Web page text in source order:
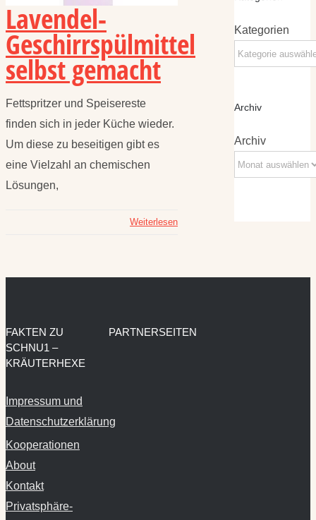
Lavendel-
Geschirrspülmittel
selbst gemacht
Fettspritzer und Speisereste
finden sich in jeder Küche wieder.
Um diese zu beseitigen gibt es
eine Vielzahl an chemischen
Lösungen,
Weiterlesen
Kategorien
Archiv
Archiv
FAKTEN ZU
SCHNU1 –
KRÄUTERHEXE
Impressum und
Datenschutzerklärung
Kooperationen
About
Kontakt
Privatsphäre-
PARTNERSEITEN